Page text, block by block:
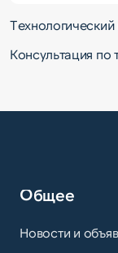
Консультация по
Общее
Новости и